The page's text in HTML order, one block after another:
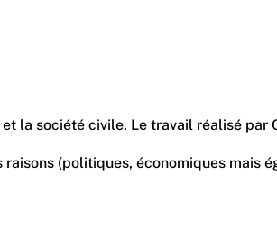
société civile. Le travail réalisé